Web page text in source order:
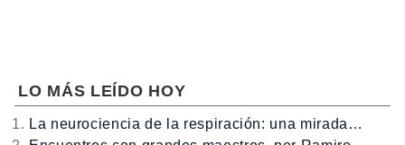
LO MÁS LEÍDO HOY
La neurociencia de la respiración: una mirada…